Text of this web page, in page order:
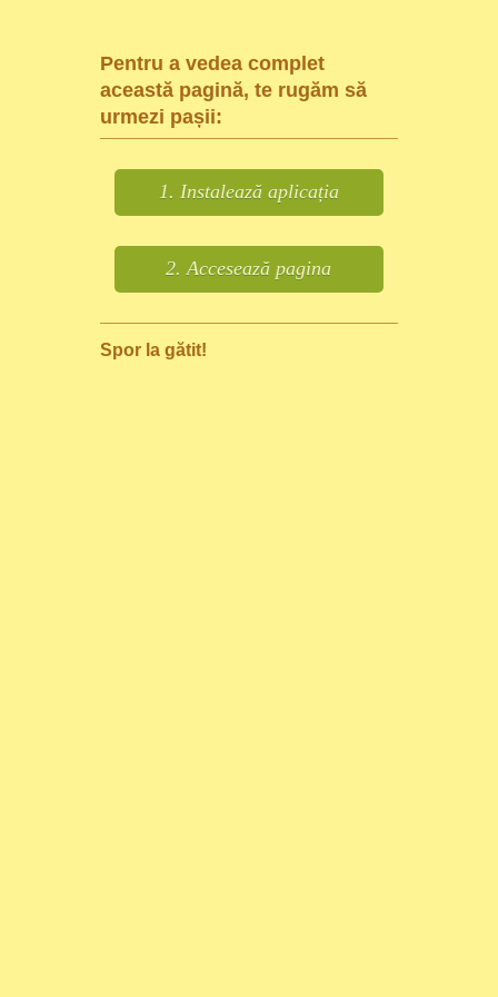
Pentru a vedea complet
această pagină, te rugăm să
urmezi pașii:
1. Instalează aplicația
2. Accesează pagina
Spor la gătit!